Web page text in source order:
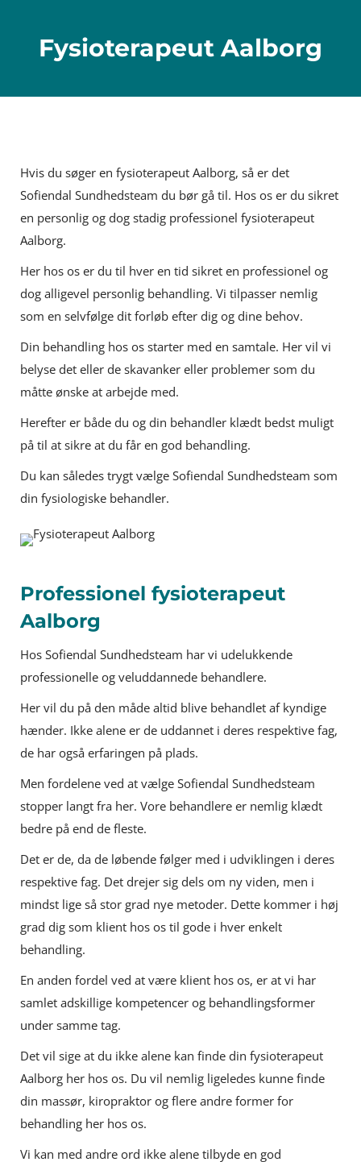
Fysioterapeut Aalborg
Hvis du søger en fysioterapeut Aalborg, så er det
Sofiendal Sundhedsteam du bør gå til. Hos os er du sikret
en personlig og dog stadig professionel fysioterapeut
Aalborg.
Her hos os er du til hver en tid sikret en professionel og
dog alligevel personlig behandling. Vi tilpasser nemlig
som en selvfølge dit forløb efter dig og dine behov.
Din behandling hos os starter med en samtale. Her vil vi
belyse det eller de skavanker eller problemer som du
måtte ønske at arbejde med.
Herefter er både du og din behandler klædt bedst muligt
på til at sikre at du får en god behandling.
Du kan således trygt vælge Sofiendal Sundhedsteam som
din fysiologiske behandler.
Professionel fysioterapeut
Aalborg
Hos Sofiendal Sundhedsteam har vi udelukkende
professionelle og veluddannede behandlere.
Her vil du på den måde altid blive behandlet af kyndige
hænder. Ikke alene er de uddannet i deres respektive fag,
de har også erfaringen på plads.
Men fordelene ved at vælge Sofiendal Sundhedsteam
stopper langt fra her. Vore behandlere er nemlig klædt
bedre på end de fleste.
Det er de, da de løbende følger med i udviklingen i deres
respektive fag. Det drejer sig dels om ny viden, men i
mindst lige så stor grad nye metoder. Dette kommer i høj
grad dig som klient hos os til gode i hver enkelt
behandling.
En anden fordel ved at være klient hos os, er at vi har
samlet adskillige kompetencer og behandlingsformer
under samme tag.
Det vil sige at du ikke alene kan finde din fysioterapeut
Aalborg her hos os. Du vil nemlig ligeledes kunne finde
din massør, kiropraktor og flere andre former for
behandling her hos os.
Vi kan med andre ord ikke alene tilbyde en god